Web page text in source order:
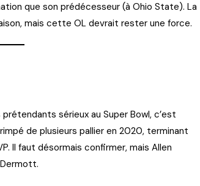
que son prédécesseur (à Ohio State). La
mais cette OL devrait rester une force.
sérieux au Super Bowl, c’est
de plusieurs pallier en 2020, terminant
Il faut désormais confirmer, mais Allen